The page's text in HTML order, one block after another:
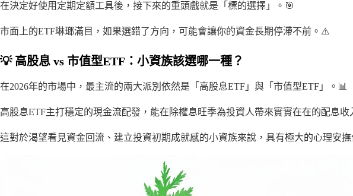
在決定好使用定期定額工具後，接下來的重頭戲就是「標的選擇」。🎯
市面上的ETF琳瑯滿目，如果選錯了方向，可能會讓你的資金長期停滯不前。⚠️
💡 高股息 vs 市值型ETF：小資族該選哪一種？
在2026年的市場中，最主流的兩大派別依然是「高股息ETF」與「市值型ETF」。📊
高股息ETF主打穩定的現金流配發，能在除權息旺季為投資人帶來實實在在的配息收
這對於渴望看見資金回流、建立投資初期成就感的小資族來說，具有極大的心理安